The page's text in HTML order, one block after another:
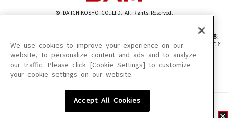
© DAIICHIKOSHO CO.,LTD. All Rights Reserved.
このサイトに掲載されている一切の文章・画像・写真・動画・音声等を、手段や形態
を問わず、著作権法の定める範囲を超えて無断で複製、転載、ファイル化などすること
を禁じます。
楽曲及びコンテンツは、機種によりご利用いただけない場合があります。
楽曲及びコンテンツの配信日、配信内容が変更になる場合があります。
We use cookies to improve your experience on our
website, to personalize content and ads and to analyze
our traffic. Please click [Cookie Settings] to customize
your cookie settings on our website.
Accept All Cookies